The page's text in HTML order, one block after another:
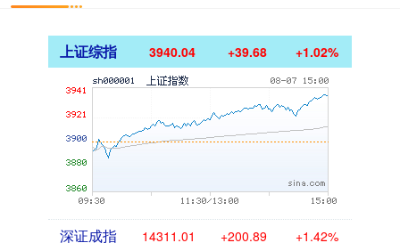
上证综指 3940.04 +39.68 +1.02%
深证成指 14311.01 +200.89 +1.42%